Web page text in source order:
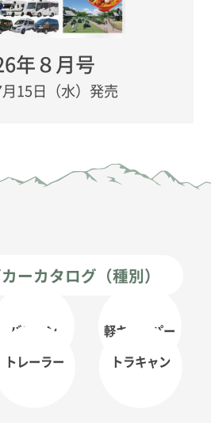
年８月号
15日（水）発売
ーカタログ（種別）
バンコン
軽キャンパー
トレーラー トラキャン